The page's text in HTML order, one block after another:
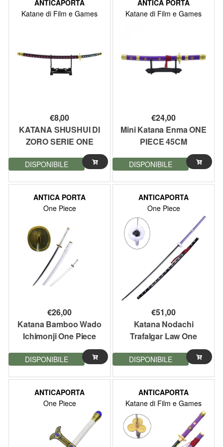
della zona di destinazione.
Acquista adesso i tuoi gadget preferiti del manga One Piece al miglior prezzo
Scopri l'ampio assortimento di katana e spade dei personaggi di One Piece su
Antica Porta del Titano. Qui troverai le armi dei tuoi personaggi preferiti.
ANTICAPORTA
Katane di Film e Games
€8,00
KATANA SHUSHUI DI
ZORO SERIE ONE
PIECE IN MINIATURA
25,5CM (ZSKEY11)
DISPONIBILE
ANTICA PORTA
Katane di Film e Games
€24,00
Mini Katana Enma ONE
PIECE 45CM
DISPONIBILE
ANTICA PORTA
One Piece
€26,00
Katana Bamboo Wado
Ichimonji One Piece
DISPONIBILE
ANTICAPORTA
One Piece
€51,00
Katana Nodachi
Trafalgar Law One
Piece 180 cm lama
acciaio
DISPONIBILE
ANTICAPORTA
One Piece
ANTICAPORTA
Katane di Film e Games